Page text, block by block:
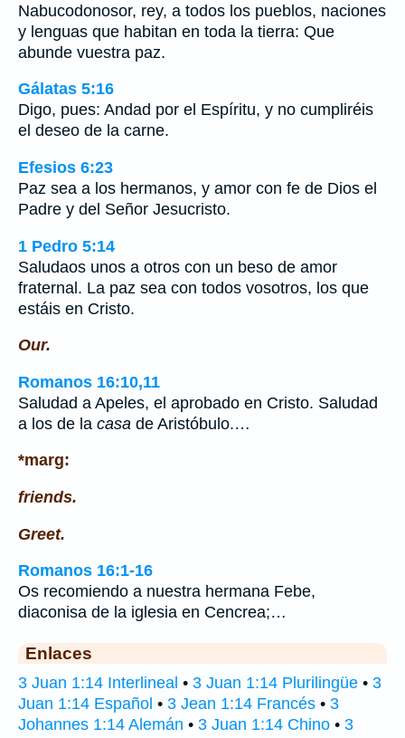
Nabucodonosor, rey, a todos los pueblos, naciones
y lenguas que habitan en toda la tierra: Que
abunde vuestra paz.
Gálatas 5:16
Digo, pues: Andad por el Espíritu, y no cumpliréis
el deseo de la carne.
Efesios 6:23
Paz sea a los hermanos, y amor con fe de Dios el
Padre y del Señor Jesucristo.
1 Pedro 5:14
Saludaos unos a otros con un beso de amor
fraternal. La paz sea con todos vosotros, los que
estáis en Cristo.
Our.
Romanos 16:10,11
Saludad a Apeles, el aprobado en Cristo. Saludad
a los de la casa de Aristóbulo.…
*marg:
friends.
Greet.
Romanos 16:1-16
Os recomiendo a nuestra hermana Febe,
diaconisa de la iglesia en Cencrea;…
Enlaces
3 Juan 1:14 Interlineal • 3 Juan 1:14 Plurilingüe • 3
Juan 1:14 Español • 3 Jean 1:14 Francés • 3
Johannes 1:14 Alemán • 3 Juan 1:14 Chino • 3